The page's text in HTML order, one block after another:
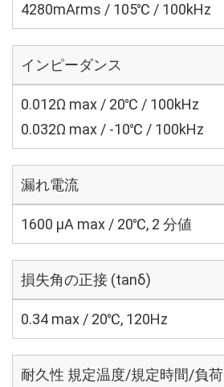
4280mArms / 105℃ / 100kHz
インピーダンス
0.012Ω max / 20℃ / 100kHz
0.032Ω max / -10℃ / 100kHz
漏れ電流
1600 μA max / 20℃, 2 分値
損失角の正接 (tanδ)
0.34 max / 20℃, 120Hz
耐久性 規定温度/規定時間/負荷